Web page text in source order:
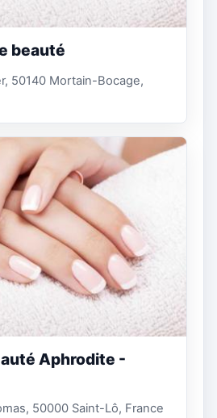
beauté
50140 Mortain-Bocage,
Aphrodite -
50000 Saint-Lô, France